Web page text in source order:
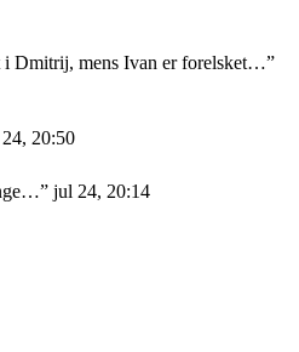
i Dmitrij, mens Ivan er forelsket…”
20:50
” jul 24, 20:14